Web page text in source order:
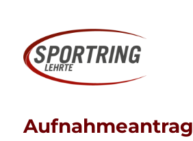
Aufnahmeantrag